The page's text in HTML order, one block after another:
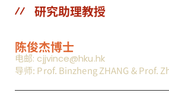
研究助理教授
陈俊杰博士
电邮: cjjvince@hku.hk
导师: Prof. Binzheng ZHANG & Prof.